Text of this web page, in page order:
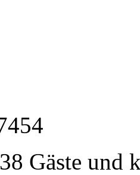
Gäste und